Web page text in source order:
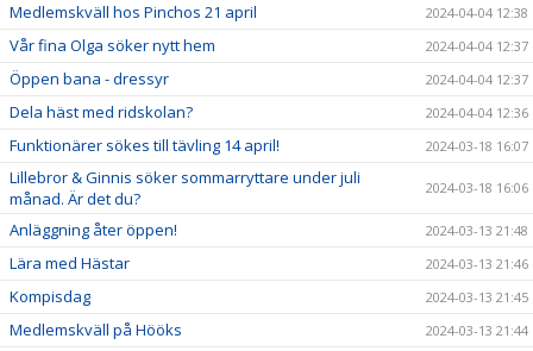
Medlemskväll hos Pinchos 21 april 2024-04-04 12:38
Vår fina Olga söker nytt hem 2024-04-04 12:37
Öppen bana - dressyr 2024-04-04 12:37
Dela häst med ridskolan? 2024-04-04 12:36
Funktionärer sökes till tävling 14 april! 2024-03-18 16:07
Lillebror & Ginnis söker sommarryttare under juli
månad. Är det du?
2024-03-18 16:06
Anläggning åter öppen! 2024-03-13 21:48
Lära med Hästar 2024-03-13 21:46
Kompisdag 2024-03-13 21:45
Medlemskväll på Hööks 2024-03-13 21:44